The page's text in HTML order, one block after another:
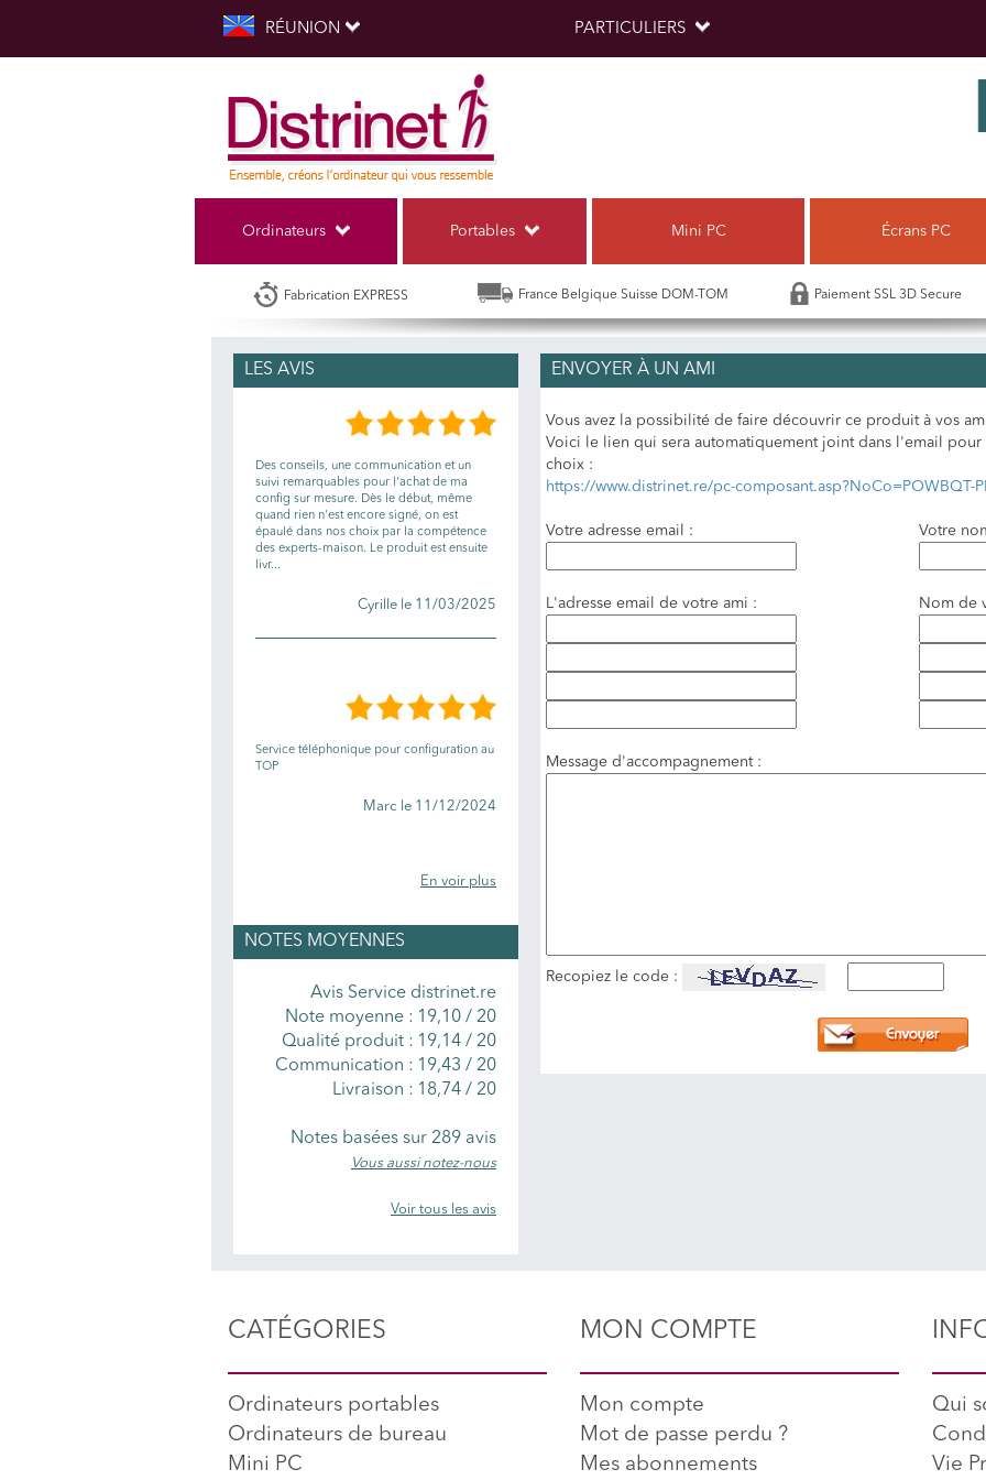
RÉUNION PARTICULIERS
Ordinateurs Portables Mini PC Écrans PC
Fabrication EXPRESS France Belgique Suisse DOM-TOM Paiement SSL 3D Secure
LES AVIS
Des conseils, une communication et un
suivi remarquables pour l'achat de ma
config sur mesure. Dès le début, même
quand rien n'est encore signé, on est
épaulé dans nos choix par la compétence
des experts-maison. Le produit est ensuite
livr...
Cyrille le 11/03/2025
Service téléphonique pour configuration au
TOP
Marc le 11/12/2024
En voir plus
NOTES MOYENNES
Avis Service distrinet.re
Note moyenne : 19,10 / 20
Qualité produit : 19,14 / 20
Communication : 19,43 / 20
Livraison : 18,74 / 20
Notes basées sur 289 avis
Vous aussi notez-nous
Voir tous les avis
ENVOYER À UN AMI
Vous avez la possibilité de faire découvrir ce produit à vos
Voici le lien qui sera automatiquement joint dans l'email
choix :
https://www.distrinet.re/pc-composant.asp?NoCo=POWBQT-
Votre adresse email : Votre
L'adresse email de votre ami : Nom de
Message d'accompagnement :
Recopiez le code :
CATÉGORIES
Ordinateurs portables
Ordinateurs de bureau
Mini PC
MON COMPTE
Mon compte
Mot de passe perdu ?
Mes abonnements
Qui
Vie